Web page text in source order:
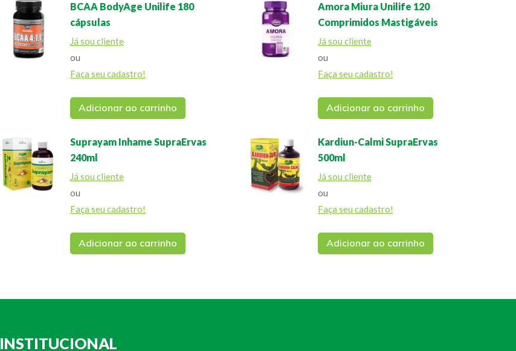
BCAA BodyAge Unilife 180
cápsulas
Já sou cliente
ou
Faça seu cadastro!
Adicionar ao carrinho
Amora Miura Unilife 120
Comprimidos Mastigáveis
Já sou cliente
ou
Faça seu cadastro!
Adicionar ao carrinho
Suprayam Inhame SupraErvas
240ml
Já sou cliente
ou
Faça seu cadastro!
Adicionar ao carrinho
Kardiun-Calmi SupraErvas
500ml
Já sou cliente
ou
Faça seu cadastro!
Adicionar ao carrinho
INSTITUCIONAL